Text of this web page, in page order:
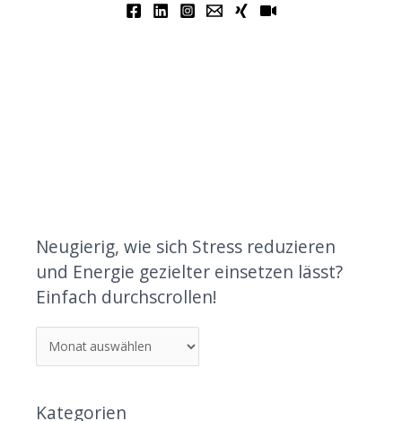
Neugierig, wie sich Stress reduzieren
und Energie gezielter einsetzen lässt?
Einfach durchscrollen!
Kategorien